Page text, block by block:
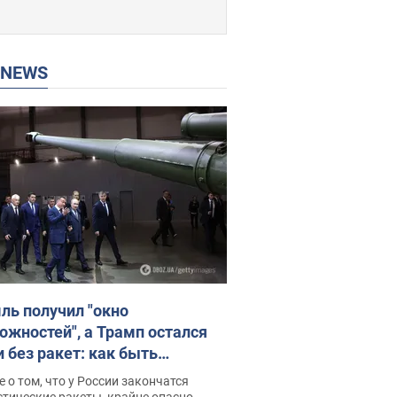
NEWS
получил "окно
а Трамп остался
без ракет: как быть
Интервью с Мельником
о том, что у России закончатся